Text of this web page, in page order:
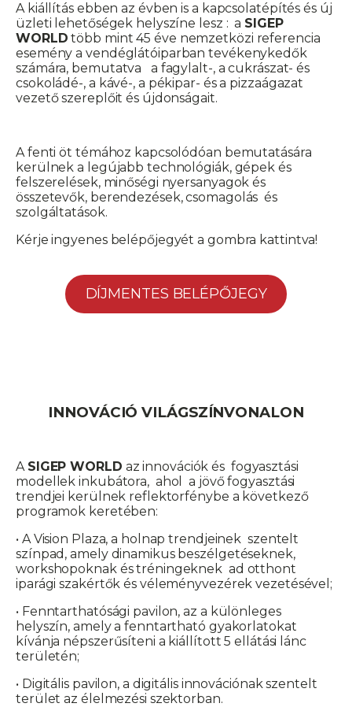
A kiállítás ebben az évben is a kapcsolatépítés és új
üzleti lehetőségek helyszíne lesz : a SIGEP
WORLD több mint 45 éve nemzetközi referencia
esemény a vendéglátóiparban tevékenykedők
számára, bemutatva a fagylalt-, a cukrászat- és
csokoládé-, a kávé-, a pékipar- és a pizzaágazat
vezető szereplőit és újdonságait.
A fenti öt témához kapcsolódóan bemutatására
kerülnek a legújabb technológiák, gépek és
felszerelések, minőségi nyersanyagok és
összetevők, berendezések, csomagolás és
szolgáltatások.
Kérje ingyenes belépőjegyét a gombra kattintva!
DÍJMENTES BELÉPŐJEGY
INNOVÁCIÓ VILÁGSZÍNVONALON
A SIGEP WORLD az innovációk és fogyasztási
modellek inkubátora, ahol a jövő fogyasztási
trendjei kerülnek reflektorfénybe a következő
programok keretében:
• A Vision Plaza, a holnap trendjeinek szentelt
színpad, amely dinamikus beszélgetéseknek,
workshopoknak és tréningeknek ad otthont
iparági szakértők és véleményvezérek vezetésével;
• Fenntarthatósági pavilon, az a különleges
helyszín, amely a fenntartható gyakorlatokat
kívánja népszerűsíteni a kiállított 5 ellátási lánc
területén;
• Digitális pavilon, a digitális innovációnak szentelt
terület az élelmezési szektorban.